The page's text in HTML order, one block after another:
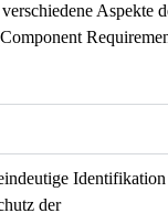
Aspekte
der